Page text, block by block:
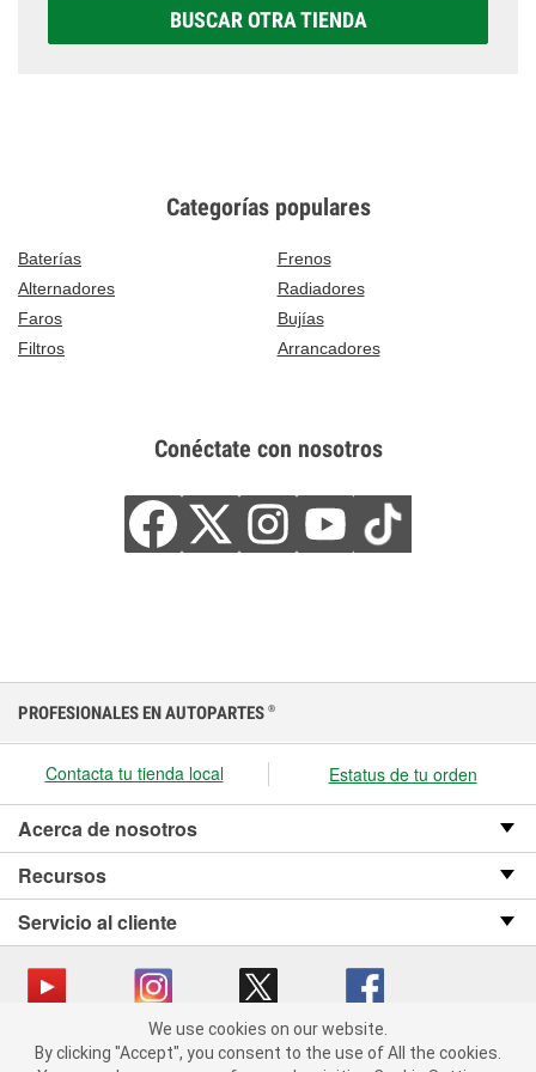
BUSCAR OTRA TIENDA
Categorías populares
Baterías
Frenos
Alternadores
Radiadores
Faros
Bujías
Filtros
Arrancadores
Conéctate con nosotros
We use cookies on our website. By clicking "Accept", you consent
to the use of All the cookies.
PROFESIONALES EN AUTOPARTES ®
Contacta tu tienda local Estatus de tu orden
Acerca de nosotros
Recursos
Servicio al cliente
Copyright © 2008-2026 O’Reilly Auto Parts v OST_3.2.0.0.729 (3) cv1361
We use cookies on our website.
By clicking "Accept", you consent to the use of All the cookies.